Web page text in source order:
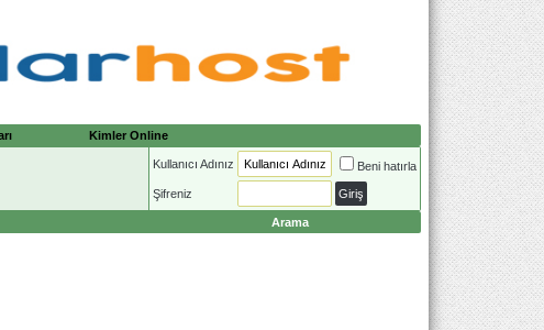
Kimler Online
Kullanıcı Adınız Beni hatırla
Şifreniz
Arama